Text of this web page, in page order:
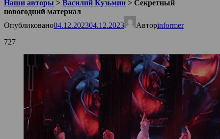
Наши авторы > Василий Кузьмин > Секретный
новогодний материал
Опубликовано04.12.202304.12.2023 Авторinformer
727